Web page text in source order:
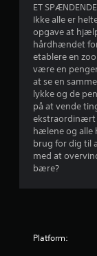
ET
Ikke alle er
opgave at
hårdhændet
etablere en
være en
at se en
lykke og de
på at vende
ekstraordinært
hælene og alle
brug for dig til
med at
bære?
Platform: